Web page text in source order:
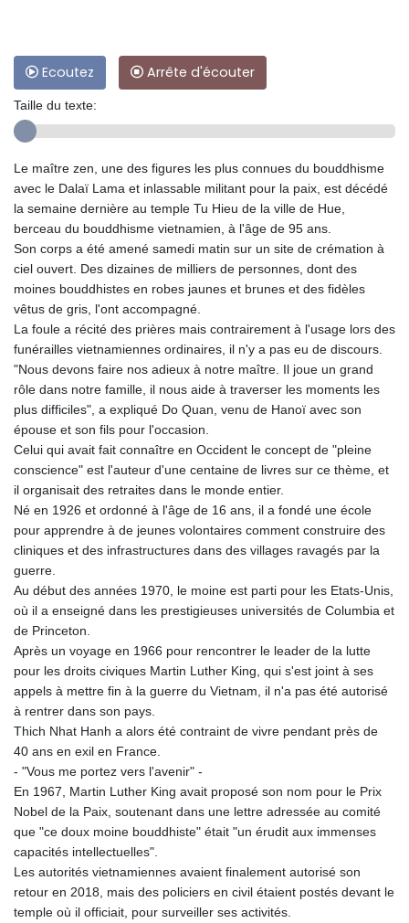
Ecoutez Arrête d'écouter
Taille du texte:
Le maître zen, une des figures les plus connues du bouddhisme
avec le Dalaï Lama et inlassable militant pour la paix, est décédé
la semaine dernière au temple Tu Hieu de la ville de Hue,
berceau du bouddhisme vietnamien, à l'âge de 95 ans.
Son corps a été amené samedi matin sur un site de crémation à
ciel ouvert. Des dizaines de milliers de personnes, dont des
moines bouddhistes en robes jaunes et brunes et des fidèles
vêtus de gris, l'ont accompagné.
La foule a récité des prières mais contrairement à l'usage lors des
funérailles vietnamiennes ordinaires, il n'y a pas eu de discours.
"Nous devons faire nos adieux à notre maître. Il joue un grand
rôle dans notre famille, il nous aide à traverser les moments les
plus difficiles", a expliqué Do Quan, venu de Hanoï avec son
épouse et son fils pour l'occasion.
Celui qui avait fait connaître en Occident le concept de "pleine
conscience" est l'auteur d'une centaine de livres sur ce thème, et
il organisait des retraites dans le monde entier.
Né en 1926 et ordonné à l'âge de 16 ans, il a fondé une école
pour apprendre à de jeunes volontaires comment construire des
cliniques et des infrastructures dans des villages ravagés par la
guerre.
Au début des années 1970, le moine est parti pour les Etats-Unis,
où il a enseigné dans les prestigieuses universités de Columbia et
de Princeton.
Après un voyage en 1966 pour rencontrer le leader de la lutte
pour les droits civiques Martin Luther King, qui s'est joint à ses
appels à mettre fin à la guerre du Vietnam, il n'a pas été autorisé
à rentrer dans son pays.
Thich Nhat Hanh a alors été contraint de vivre pendant près de
40 ans en exil en France.
- "Vous me portez vers l'avenir" -
En 1967, Martin Luther King avait proposé son nom pour le Prix
Nobel de la Paix, soutenant dans une lettre adressée au comité
que "ce doux moine bouddhiste" était "un érudit aux immenses
capacités intellectuelles".
Les autorités vietnamiennes avaient finalement autorisé son
retour en 2018, mais des policiers en civil étaient postés devant le
temple où il officiait, pour surveiller ses activités.